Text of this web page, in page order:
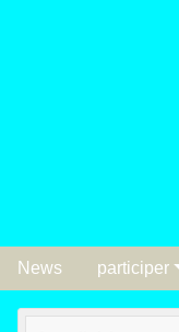
News participer